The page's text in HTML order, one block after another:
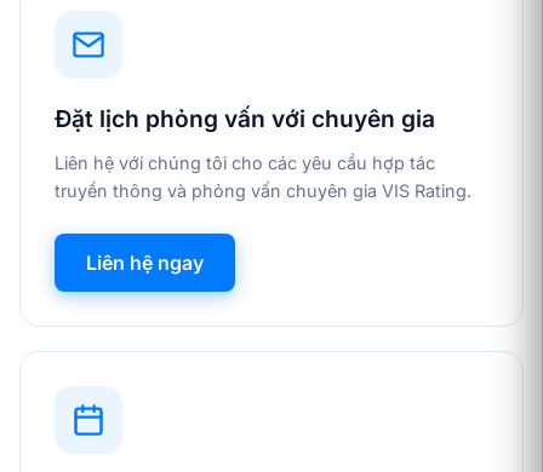
Đặt lịch phỏng vấn với chuyên gia
Liên hệ với chúng tôi cho các yêu cầu hợp tác
truyền thông và phỏng vấn chuyên gia VIS Rating.
Liên hệ ngay